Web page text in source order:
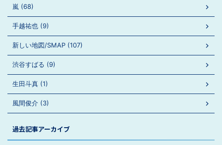
嵐 (68)
手越祐也 (9)
新しい地図/SMAP (107)
渋谷すばる (9)
生田斗真 (1)
風間俊介 (3)
過去記事アーカイブ